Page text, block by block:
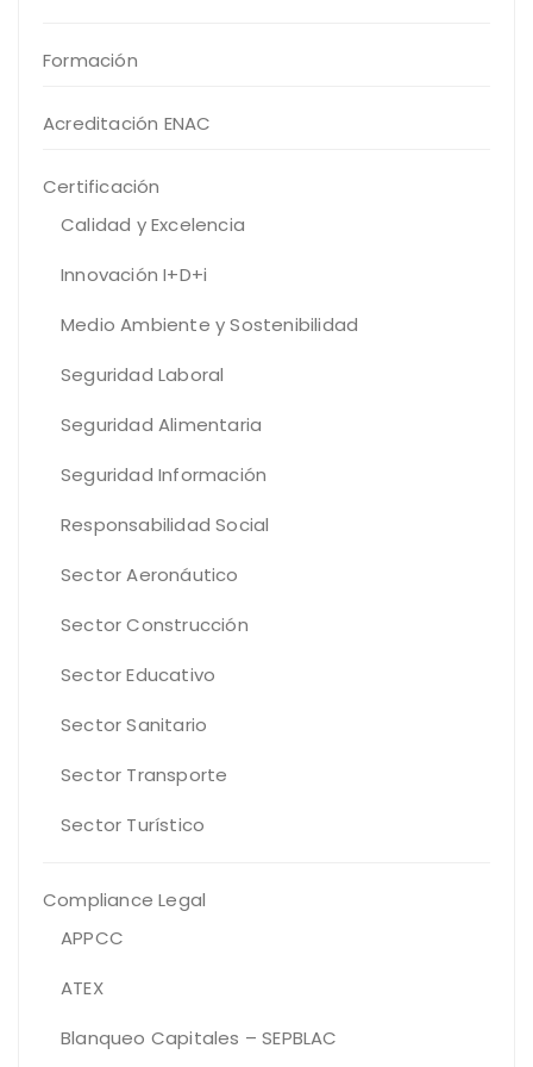
Formación
Acreditación ENAC
Certificación
Calidad y Excelencia
Innovación I+D+i
Medio Ambiente y Sostenibilidad
Seguridad Laboral
Seguridad Alimentaria
Seguridad Información
Responsabilidad Social
Sector Aeronáutico
Sector Construcción
Sector Educativo
Sector Sanitario
Sector Transporte
Sector Turístico
Compliance Legal
APPCC
ATEX
Blanqueo Capitales – SEPBLAC